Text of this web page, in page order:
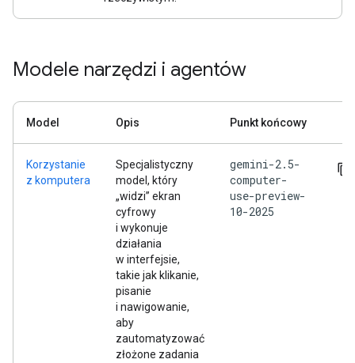
Modele narzędzi i agentów
Model Opis Punkt końcowy
Korzystanie
z komputera
Specjalistyczny
model, który
„widzi” ekran
cyfrowy
i wykonuje
działania
w interfejsie,
takie jak klikanie,
pisanie
i nawigowanie,
aby
zautomatyzować
złożone zadania
gemini-2.5-
computer-
use-preview-
10-2025